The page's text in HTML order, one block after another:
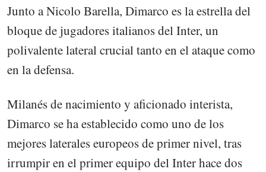
Junto a Nicolo Barella, Dimarco es la estrella del
bloque de jugadores italianos del Inter, un
polivalente lateral crucial tanto en el ataque como
en la defensa.
Milanés de nacimiento y aficionado interista,
Dimarco se ha establecido como uno de los
mejores laterales europeos de primer nivel, tras
irrumpir en el primer equipo del Inter hace dos